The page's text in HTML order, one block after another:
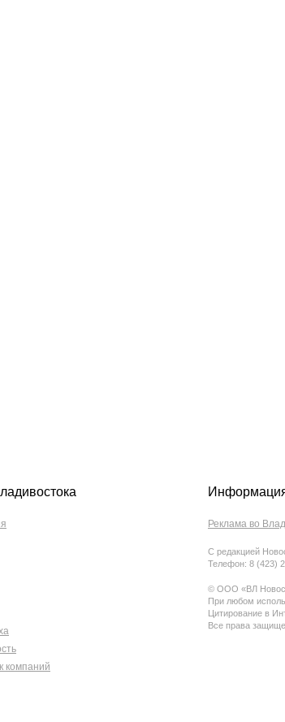
На заправках
компаний
Реклама во
С редакцией
Телефон: 8 (423)
© ООО «ВЛ
При любом
Цитирование в
Все права